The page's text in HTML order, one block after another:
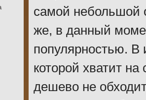
самой небольшой
же, в данный
популярностью. В
которой хватит
дешево не